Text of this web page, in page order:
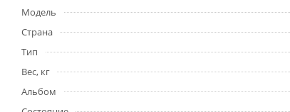
Модель
Страна
Тип
Вес, кг
Альбом